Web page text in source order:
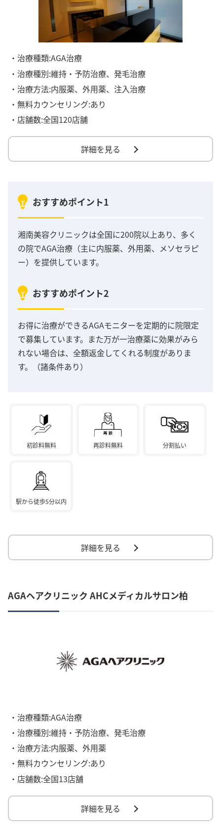
・治療種類:AGA治療
・治療種別:維持・予防治療、発毛治療
・治療方法:内服薬、外用薬、注入治療
・無料カウンセリング:あり
・店舗数:全国120店舗
詳細を見る
おすすめポイント1
湘南美容クリニックは全国に200院以上あり、多く
の院でAGA治療（主に内服薬、外用薬、メソセラピ
ー）を提供しています。
おすすめポイント2
お得に治療ができるAGAモニターを定期的に院限定
で募集しています。また万が一治療薬に効果がみら
れない場合は、全額返金してくれる制度がありま
す。（諸条件あり）
初診料無料 再診料無料 分割払い
駅から徒歩5分以内
詳細を見る
AGAヘアクリニック AHCメディカルサロン柏
・治療種類:AGA治療
・治療種別:維持・予防治療、発毛治療
・治療方法:内服薬、外用薬
・無料カウンセリング:あり
・店舗数:全国13店舗
詳細を見る